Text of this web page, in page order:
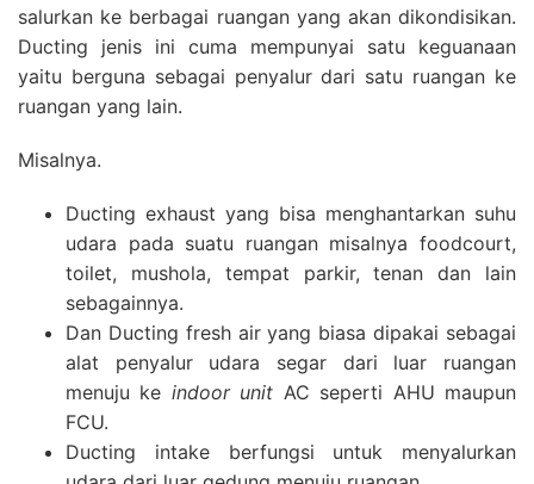
salurkan ke berbagai ruangan yang akan dikondisikan.
Ducting jenis ini cuma mempunyai satu keguanaan
yaitu berguna sebagai penyalur dari satu ruangan ke
ruangan yang lain.
Misalnya.
Ducting exhaust yang bisa menghantarkan suhu
udara pada suatu ruangan misalnya foodcourt,
toilet, mushola, tempat parkir, tenan dan lain
sebagainnya.
Dan Ducting fresh air yang biasa dipakai sebagai
alat penyalur udara segar dari luar ruangan
menuju ke indoor unit AC seperti AHU maupun
FCU.
Ducting intake berfungsi untuk menyalurkan